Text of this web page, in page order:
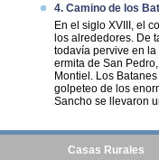
4. Camino de los
En el siglo XVIII, el
los alrededores. De
todavía pervive en
ermita de San
Montiel. Los
golpeteo de los
Sancho se llevaron
Casas Rurales